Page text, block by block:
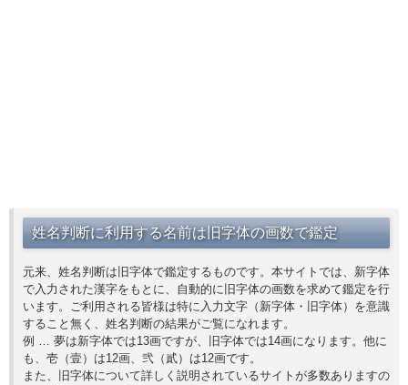
姓名判断に利用する名前は旧字体の画数で鑑定
元来、姓名判断は旧字体で鑑定するものです。本サイトでは、新字体
で入力された漢字をもとに、自動的に旧字体の画数を求めて鑑定を行
います。ご利用される皆様は特に入力文字（新字体・旧字体）を意識
すること無く、姓名判断の結果がご覧になれます。
例 … 夢は新字体では13画ですが、旧字体では14画になります。他に
も、壱（壹）は12画、弐（貳）は12画です。
また、旧字体について詳しく説明されているサイトが多数ありますの